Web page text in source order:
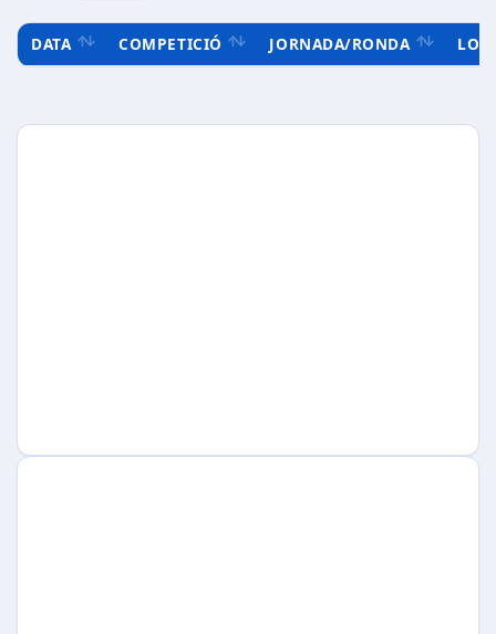
DATA COMPETICIÓ JORNADA/RONDA